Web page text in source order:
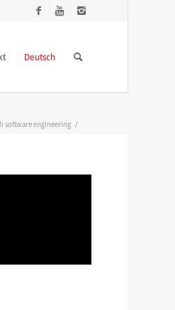
Deutsch
software engineering /